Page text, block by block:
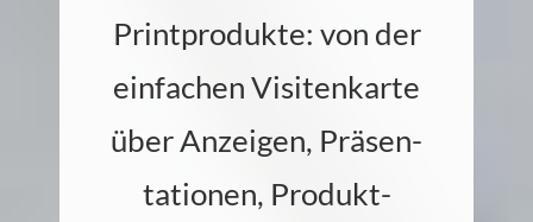
Printprodukte: von der
ein­fachen Visiten­karte
über Anzeigen, Präsen­
tationen, Produkt­